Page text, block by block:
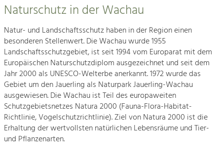
Naturraum Wachau
Besondere Tiere in der Wachau
Natura 2000- Europaschutzgebiete
Europadiplom
LIFE Projekte
Neophytenmanagement
Naturkalender Wachau
Wachau Volunteer
Baukultur
Siedlungswesen.
Land- & Forstwirtschaft
Bewirtschaftung und Pflege der
Kulturlandschaft.
Tourismus
Angebotsentwicklung und
Positionierung.
Kunst & Kultur
Naturschutz in der Wachau
Natur- und Landschaftsschutz haben in der Region einen
besonderen Stellenwert. Die Wachau wurde 1955
Landschaftsschutzgebiet, ist seit 1994 vom Europarat mit dem
Europäischen Naturschutzdiplom ausgezeichnet und seit dem
Jahr 2000 als UNESCO-Welterbe anerkannt. 1972 wurde das
Gebiet um den Jauerling als Naturpark Jauerling-Wachau
ausgewiesen. Die Wachau ist Teil des europaweiten
Schutzgebietsnetzes Natura 2000 (Fauna-Flora-Habitat-
Richtlinie, Vogelschutzrichtlinie). Ziel von Natura 2000 ist die
Erhaltung der wertvollsten natürlichen Lebensräume und Tier-
und Pflanzenarten.